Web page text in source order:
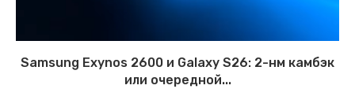
Samsung Exynos 2600 и Galaxy S26: 2-нм камбэк
или очередной...